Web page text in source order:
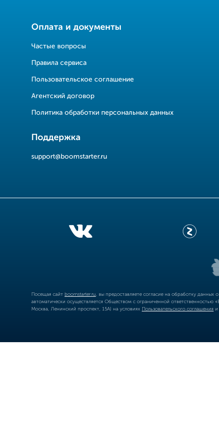
Оплата и документы
Частые вопросы
Правила сервиса
Пользовательское соглашение
Агентский договор
Политика обработки персональных данных
Поддержка
support@boomstarter.ru
Посещая сайт boomstarter.ru , вы предоставляете согласие на обработку
автоматически осуществляется Обществом с ограниченной
Москва, Ленинский проспект, 15А) на условиях Пользовательского соглашения и